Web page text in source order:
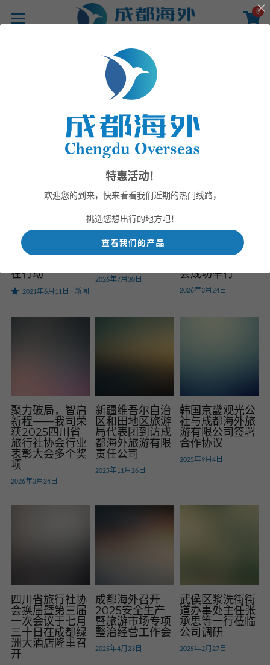
0
提供技术支持
所有分类 通知 新闻
加强导游队伍建
在行动
2021年6月11日 · 新闻
严守安全底线 筑
2026年7月30日
成都直飞布鲁塞
会成功举行
2026年3月24日
聚力破局，智启
新程——我司荣
获2025四川省
旅行社协会行业
表彰大会多个奖
项
2026年3月24日
新疆维吾尔自治
区和田地区旅游
局代表团到访成
都海外旅游有限
责任公司
2025年11月26日
韩国京畿观光公
社与成都海外旅
游有限公司签署
合作协议
2025年9月4日
四川省旅行社协
会换届暨第三届
一次会议于七月
三十日在成都绿
洲大酒店隆重召
开
成都海外召开
2025安全生产
暨旅游市场专项
整治经营工作会
2025年4月23日
武侯区浆洗街街
道办事处主任张
承思等一行莅临
公司调研
2025年2月27日
×
商品分类
特惠活动！
欢迎您的到来，快来看看我们近期的热门线路，
挑选您想出行的地方吧！
查看我们的产品